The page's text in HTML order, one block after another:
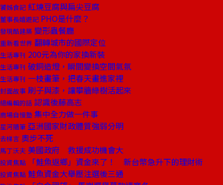
饕姊食記 紅燒豆腐與扁尖豆腐
董事長嬉遊記 PHO是什麼？
發現酷建築 變形蟲餐廳
重新看世界 翻轉城市的國際定位
生活專刊 200元為你的家換新裝
生活專刊 破銅造燈，瞬間變換空間氣氛
生活專刊 一枝畫筆，把春天畫進家裡
封面故事 刷子與漆，讓攀牆綠樹活起來
總編輯的話 認識後藤高志
商場自慢塾 集中全力做一件事
星河隨筆 亞洲國家財政體質強弱分明
去梯言 奧步不死
馬丁沃夫 美國政府 救援成功機會大
投資焦點 「鮭魚返鄉」資金來了！ 新台幣急升下的理財術
投資焦點 鮭魚資金大舉壓注選後三通